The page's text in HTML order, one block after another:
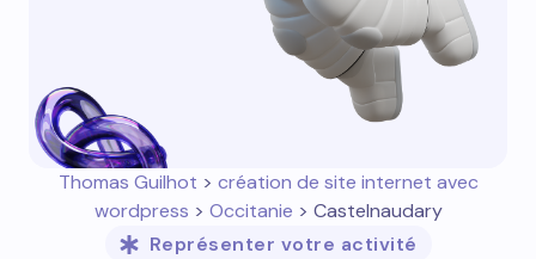
Thomas Guilhot > création de site internet avec
wordpress > Occitanie > Castelnaudary
Représenter votre activité